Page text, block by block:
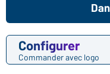
Configurer
Commander avec logo